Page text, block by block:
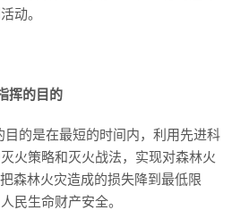
动。
挥的目的
的是在最短的时间内，利用先进科
火策略和灭火战法，实现对森林火
森林火灾造成的损失降到最低限
民生命财产安全。